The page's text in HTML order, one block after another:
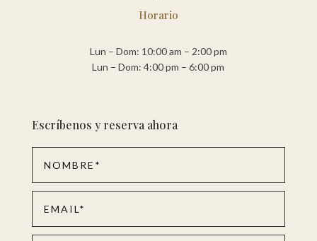
Horario
Lun – Dom: 10:00 am – 2:00 pm
Lun – Dom: 4:00 pm – 6:00 pm
Escríbenos y reserva ahora